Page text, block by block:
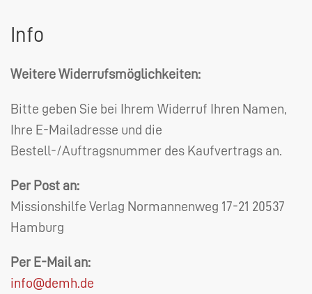
Info
Weitere Widerrufsmöglichkeiten:
Bitte geben Sie bei Ihrem Widerruf Ihren Namen,
Ihre E-Mailadresse und die
Bestell-/Auftragsnummer des Kaufvertrags an.
Per Post an:
Missionshilfe Verlag Normannenweg 17-21 20537
Hamburg
Per E-Mail an:
info@demh.de